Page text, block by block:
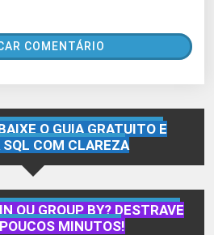
O GUIA GRATUITO E
SQL COM CLAREZA
OU GROUP BY? DESTRAVE
MINUTOS!